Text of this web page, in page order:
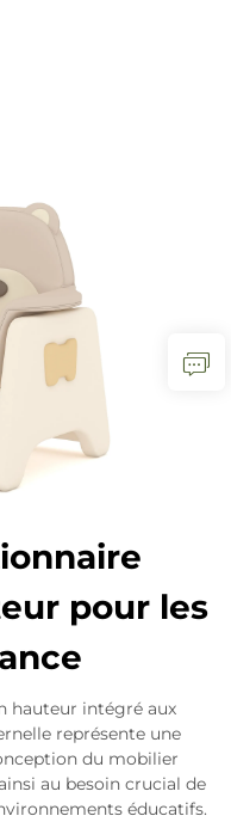
pour les
hauteur intégré aux
représente une
du mobilier
au besoin crucial de
éducatifs.